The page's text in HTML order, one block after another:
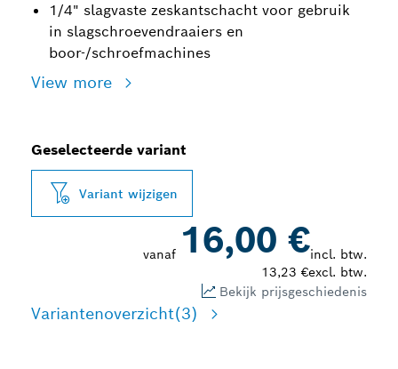
1/4" slagvaste zeskantschacht voor gebruik
in slagschroevendraaiers en
boor-/schroefmachines
View more
Geselecteerde variant
Variant wijzigen
vanaf 16,00 €incl. btw.
13,23 €excl. btw.
Bekijk prijsgeschiedenis
Variantenoverzicht(3)